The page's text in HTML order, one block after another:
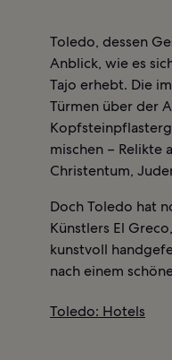
Toledo, dessen
Anblick, wie es
Tajo erhebt. Die
Türmen über der
mischen – Relikte
Christentum,
Doch Toledo hat
Künstlers El
kunstvoll
nach einem
Toledo: Hotels